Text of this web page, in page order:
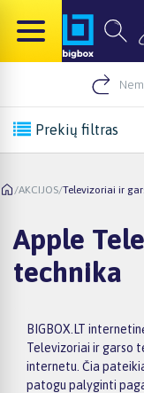
Prekių filtras
/AKCIJOS/Televizoriai ir
Apple
technika
BIGBOX.LT
Televizoriai ir garso
internetu. Čia
patogu palyginti